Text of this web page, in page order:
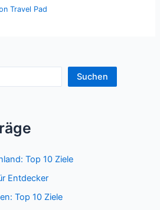
Travel Pad
Suchen
Top 10 Ziele
Entdecker
Top 10 Ziele